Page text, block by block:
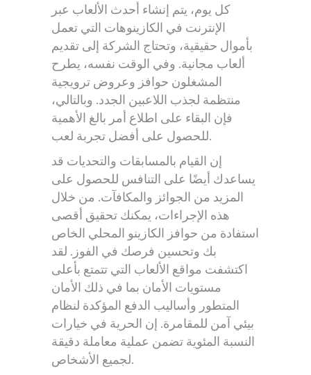
كل يوم، يتم إنشاء أحدث الألعاب عبر
الإنترنت في الكازينوهات التي تعمل
بأموال حقيقية، وتحتاج الشركة إلى تقديم
ألعاب مجانية. وفي الوقت نفسه، يطرح
المشغلون حوافز وعروض ترويجية
منتظمة لجذب اللاعبين الجدد. وبالتالي،
فإن البقاء على اطلاع أمر بالغ الأهمية
للحصول على أفضل تجربة لعب.
إن القيام بالمسابقات والتحديات قد
يساعدك أيضًا على التنافس للحصول على
المزيد من الجوائز والمكافآت. من خلال
هذه الإجراءات، يمكنك تحقيق أقصى
استفادة من حوافز الكازينو المحلي الخاص
بك وتحسين فرصك في الفوز. لقد
اكتشفت مواقع الألعاب التي تتمتع بأعلى
مستويات الأمان بما في ذلك الأمان
المتطور وأساليب الدفع المؤكدة لنظام
بيئي آمن للمقامرة. إن الحرية في خيارات
النسبة المئوية تضمن عملية معاملة دقيقة
لجميع الأشخاص.